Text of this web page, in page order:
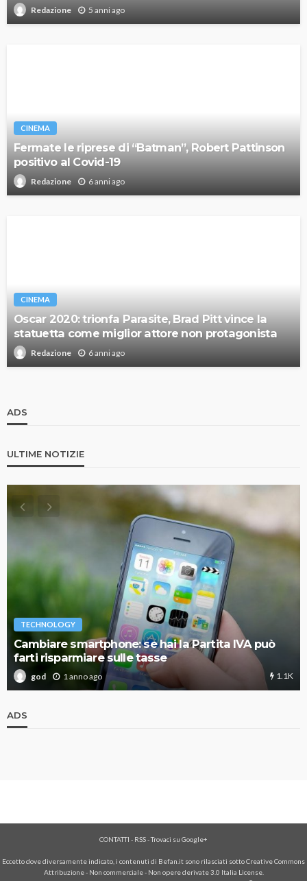
Redazione 5 anni ago
CINEMA
Fermate le riprese di “Batman”, Robert Pattinson
positivo al Covid-19
Redazione 6 anni ago
CINEMA
Oscar 2020: trionfa Parasite, Brad Pitt vince la
statuetta come miglior attore non protagonista
Redazione 6 anni ago
ADS
ULTIME NOTIZIE
TECHNOLOGY
Cambiare smartphone: se hai la Partita IVA può
farti risparmiare sulle tasse
god 1 anno ago 1.1K
ADS
CONTATTI - RSS-Trovaci su Google+
Eccetto dove diversamente indicato, i contenuti di Befan.it sono rilasciati sotto Creative Commons
Attribuzione - Non commerciale - Non opere derivate 3.0 Italia License.